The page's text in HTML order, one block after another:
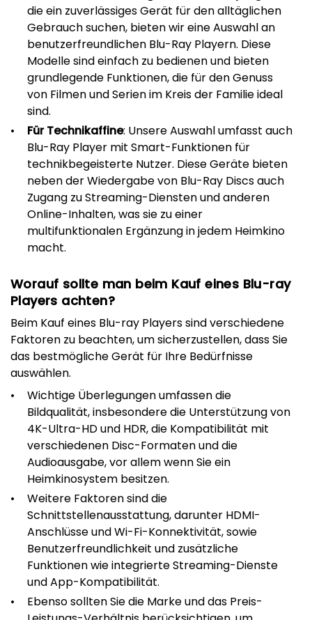
die ein zuverlässiges Gerät für den alltäglichen
Gebrauch suchen, bieten wir eine Auswahl an
benutzerfreundlichen Blu-Ray Playern. Diese
Modelle sind einfach zu bedienen und bieten
grundlegende Funktionen, die für den Genuss
von Filmen und Serien im Kreis der Familie ideal
sind.
Für Technikaffine: Unsere Auswahl umfasst auch
Blu-Ray Player mit Smart-Funktionen für
technikbegeisterte Nutzer. Diese Geräte bieten
neben der Wiedergabe von Blu-Ray Discs auch
Zugang zu Streaming-Diensten und anderen
Online-Inhalten, was sie zu einer
multifunktionalen Ergänzung in jedem Heimkino
macht.
Worauf sollte man beim Kauf eines Blu-ray
Players achten?
Beim Kauf eines Blu-ray Players sind verschiedene
Faktoren zu beachten, um sicherzustellen, dass Sie
das bestmögliche Gerät für Ihre Bedürfnisse
auswählen.
Wichtige Überlegungen umfassen die
Bildqualität, insbesondere die Unterstützung von
4K-Ultra-HD und HDR, die Kompatibilität mit
verschiedenen Disc-Formaten und die
Audioausgabe, vor allem wenn Sie ein
Heimkinosystem besitzen.
Weitere Faktoren sind die
Schnittstellenausstattung, darunter HDMI-
Anschlüsse und Wi-Fi-Konnektivität, sowie
Benutzerfreundlichkeit und zusätzliche
Funktionen wie integrierte Streaming-Dienste
und App-Kompatibilität.
Ebenso sollten Sie die Marke und das Preis-